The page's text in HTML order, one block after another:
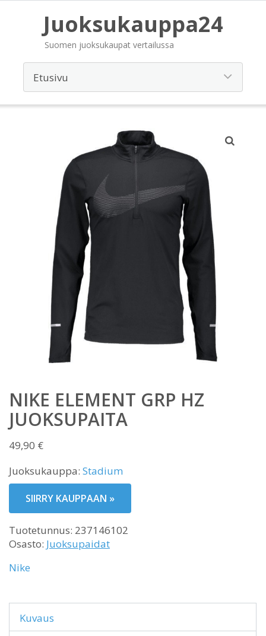
Juoksukauppa24
Suomen juoksukaupat vertailussa
NIKE ELEMENT GRP HZ
JUOKSUPAITA
49,90 €
Juoksukauppa: Stadium
SIIRRY KAUPPAAN »
Tuotetunnus: 237146102
Osasto: Juoksupaidat
Nike
Kuvaus